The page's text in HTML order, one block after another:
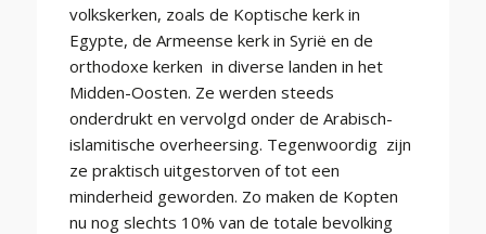
volkskerken, zoals de Koptische kerk in
Egypte, de Armeense kerk in Syrië en de
orthodoxe kerken in diverse landen in het
Midden-Oosten. Ze werden steeds
onderdrukt en vervolgd onder de Arabisch-
islamitische overheersing. Tegenwoordig zijn
ze praktisch uitgestorven of tot een
minderheid geworden. Zo maken de Kopten
nu nog slechts 10% van de totale bevolking